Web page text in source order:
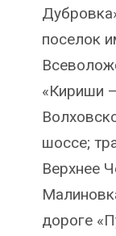
поселок
«Кириши
шоссе;
Верхнее
дороге